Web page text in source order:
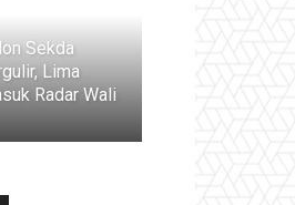
Sekda
Lima
Radar Wali